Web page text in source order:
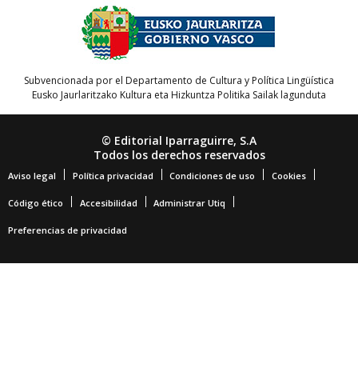
Subvencionada por el Departamento de Cultura y Política Lingüística
Eusko Jaurlaritzako Kultura eta Hizkuntza Politika Sailak lagunduta
© Editorial Iparraguirre, S.A
Todos los derechos reservados
Aviso legal Política privacidad Condiciones de uso Cookies
Código ético Accesibilidad Administrar Utiq
Preferencias de privacidad